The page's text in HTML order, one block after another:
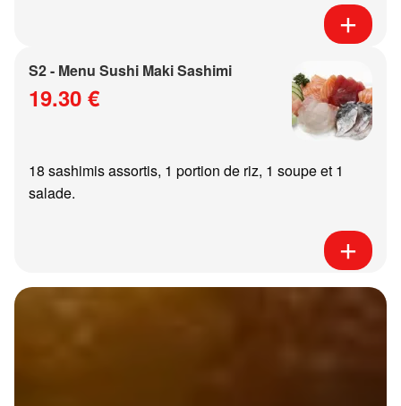
S2 - Menu Sushi Maki Sashimi
19.30 €
18 sashimis assortis, 1 portion de riz, 1 soupe et 1
salade.